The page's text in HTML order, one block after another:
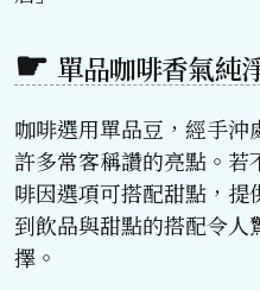
單品咖啡香氣純
咖啡選用單品豆，經手
許多常客稱讚的亮點。
啡因選項可搭配甜點，
到飲品與甜點的搭配令
擇。